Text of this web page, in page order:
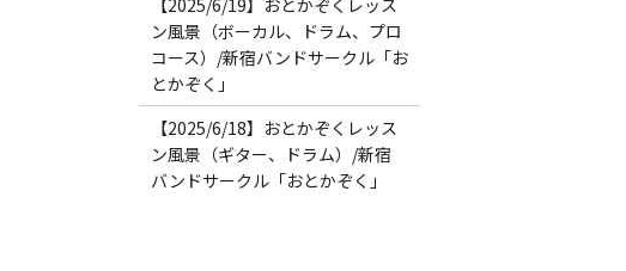
ン風景（ボーカル、ドラム、プロ
コース）/新宿バンドサークル「お
とかぞく」
【2025/6/18】おとかぞくレッス
ン風景（ギター、ドラム）/新宿
バンドサークル「おとかぞく」